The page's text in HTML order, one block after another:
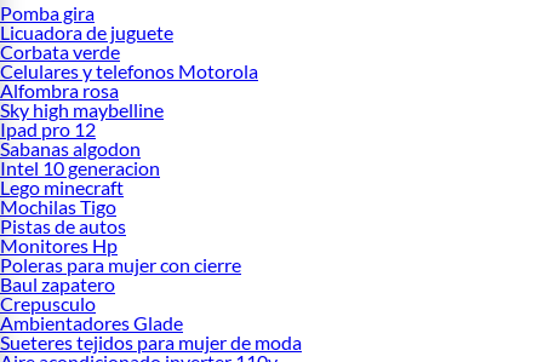
Pomba gira
Licuadora de juguete
Corbata verde
Celulares y telefonos Motorola
Alfombra rosa
Sky high maybelline
Ipad pro 12
Sabanas algodon
Intel 10 generacion
Lego minecraft
Mochilas Tigo
Pistas de autos
Monitores Hp
Poleras para mujer con cierre
Baul zapatero
Crepusculo
Ambientadores Glade
Sueteres tejidos para mujer de moda